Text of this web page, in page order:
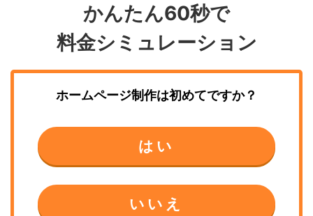
かんたん60秒で
料金シミュレーション
ホームページ制作は初めてですか？
はい
いいえ